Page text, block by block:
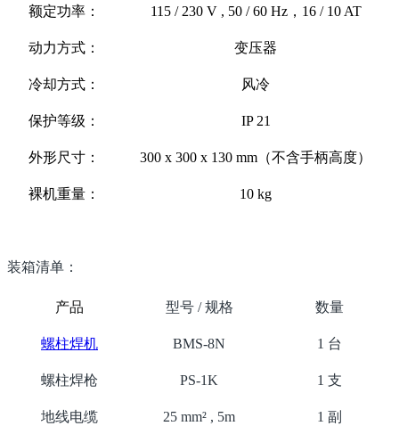
额定功率： 115 / 230 V , 50 / 60 Hz，16 / 10 AT
动力方式： 变压器
冷却方式： 风冷
保护等级： IP 21
外形尺寸： 300 x 300 x 130 mm（不含手柄高度）
裸机重量： 10 kg
装箱清单：
产品 型号 / 规格 数量
螺柱焊机 BMS-8N 1 台
螺柱焊枪 PS-1K 1 支
地线电缆 25 mm² , 5m 1 副